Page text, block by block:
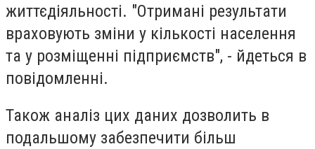
життєдіяльності. "Отримані результати
враховують зміни у кількості населення
та у розміщенні підприємств", - йдеться в
повідомленні.
Також аналіз цих даних дозволить в
подальшому забезпечити більш